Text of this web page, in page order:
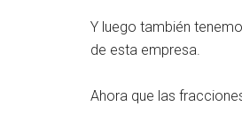
Y luego también
de esta empresa.
Ahora que las